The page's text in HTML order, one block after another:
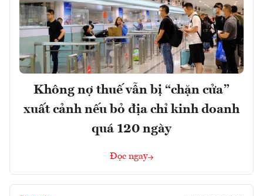
Không nợ thuế vẫn bị “chặn cửa”
xuất cảnh nếu bỏ địa chỉ kinh doanh
quá 120 ngày
Đọc ngay